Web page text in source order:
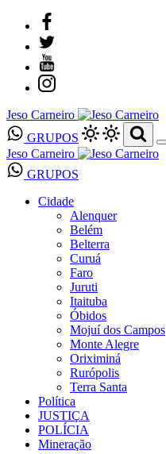
Jeso Carneiro
GRUPOS
Jeso Carneiro
GRUPOS
Cidade
Alenquer
Belém
Belterra
Curuá
Faro
Juruti
Itaituba
Óbidos
Mojuí dos Campos
Monte Alegre
Oriximiná
Rurópolis
Terra Santa
Política
JUSTIÇA
POLÍCIA
Mineração